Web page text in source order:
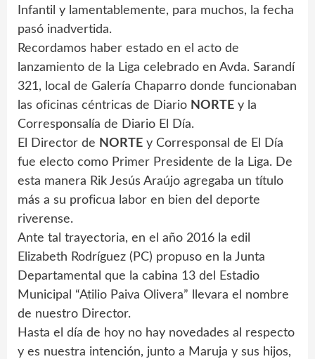
Infantil y lamentablemente, para muchos, la fecha
pasó inadvertida.
Recordamos haber estado en el acto de
lanzamiento de la Liga celebrado en Avda. Sarandí
321, local de Galería Chaparro donde funcionaban
las oficinas céntricas de Diario NORTE y la
Corresponsalía de Diario El Día.
El Director de NORTE y Corresponsal de El Día
fue electo como Primer Presidente de la Liga. De
esta manera Rik Jesús Araújo agregaba un título
más a su proficua labor en bien del deporte
riverense.
Ante tal trayectoria, en el año 2016 la edil
Elizabeth Rodríguez (PC) propuso en la Junta
Departamental que la cabina 13 del Estadio
Municipal “Atilio Paiva Olivera” llevara el nombre
de nuestro Director.
Hasta el día de hoy no hay novedades al respecto
y es nuestra intención, junto a Maruja y sus hijos,